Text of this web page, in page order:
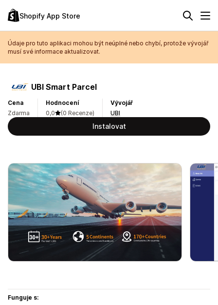
Shopify App Store
Údaje pro tuto aplikaci mohou být neúplné nebo chybí, protože vývojář
musí své informace aktualizovat.
UBI Smart Parcel
Cena
Zdarma
Hodnocení
0,0
(0 Recenze)
Vývojář
UBI
Instalovat
Funguje s: